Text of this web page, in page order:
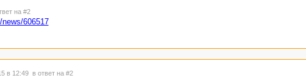
на #2
606517
в 12:49 в ответ на #2